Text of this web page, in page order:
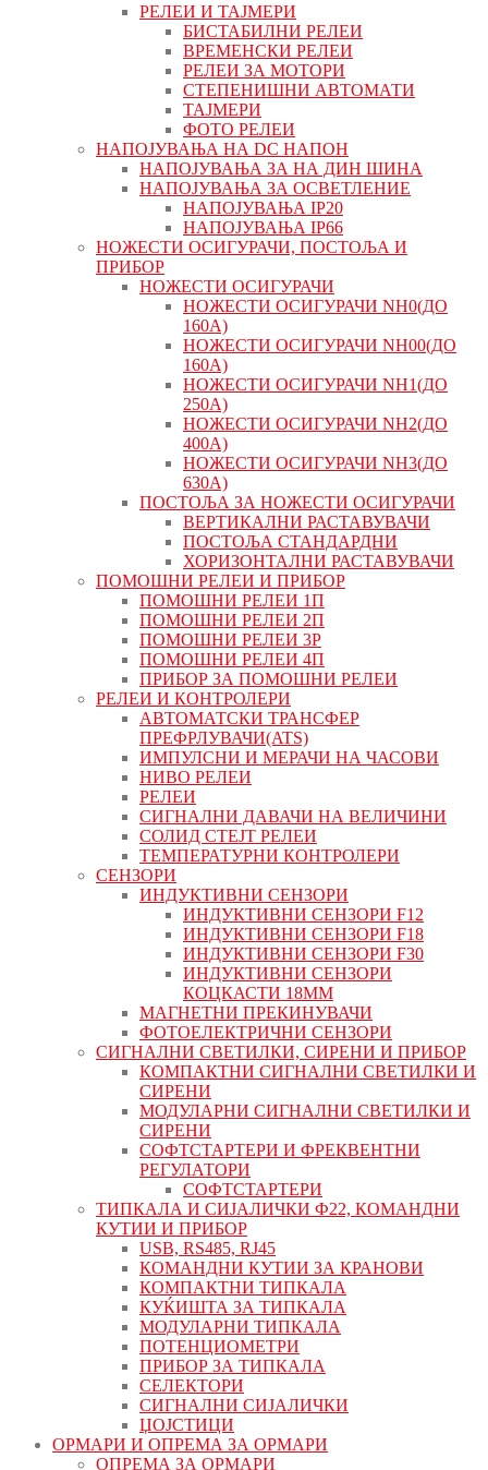
РЕЛЕИ И ТАЈМЕРИ
БИСТАБИЛНИ РЕЛЕИ
ВРЕМЕНСКИ РЕЛЕИ
РЕЛЕИ ЗА МОТОРИ
СТЕПЕНИШНИ АВТОМАТИ
ТАЈМЕРИ
ФОТО РЕЛЕИ
НАПОЈУВАЊА НА DC НАПОН
НАПОЈУВАЊА ЗА НА ДИН ШИНА
НАПОЈУВАЊА ЗА ОСВЕТЛЕНИЕ
НАПОЈУВАЊА IP20
НАПОЈУВАЊА IP66
НОЖЕСТИ ОСИГУРАЧИ, ПОСТОЉА И
ПРИБОР
НОЖЕСТИ ОСИГУРАЧИ
НОЖЕСТИ ОСИГУРАЧИ NH0(ДО
160А)
НОЖЕСТИ ОСИГУРАЧИ NH00(ДО
160А)
НОЖЕСТИ ОСИГУРАЧИ NH1(ДО
250А)
НОЖЕСТИ ОСИГУРАЧИ NH2(ДО
400А)
НОЖЕСТИ ОСИГУРАЧИ NH3(ДО
630А)
ПОСТОЉА ЗА НОЖЕСТИ ОСИГУРАЧИ
ВЕРТИКАЛНИ РАСТАВУВАЧИ
ПОСТОЉА СТАНДАРДНИ
ХОРИЗОНТАЛНИ РАСТАВУВАЧИ
ПОМОШНИ РЕЛЕИ И ПРИБОР
ПОМОШНИ РЕЛЕИ 1П
ПОМОШНИ РЕЛЕИ 2П
ПОМОШНИ РЕЛЕИ 3P
ПОМОШНИ РЕЛЕИ 4П
ПРИБОР ЗА ПОМОШНИ РЕЛЕИ
РЕЛЕИ И КОНТРОЛЕРИ
АВТОМАТСКИ ТРАНСФЕР
ПРЕФРЛУВАЧИ(ATS)
ИМПУЛСНИ И МЕРАЧИ НА ЧАСОВИ
НИВО РЕЛЕИ
РЕЛЕИ
СИГНАЛНИ ДАВАЧИ НА ВЕЛИЧИНИ
СОЛИД СТЕЈТ РЕЛЕИ
ТЕМПЕРАТУРНИ КОНТРОЛЕРИ
СЕНЗОРИ
ИНДУКТИВНИ СЕНЗОРИ
ИНДУКТИВНИ СЕНЗОРИ F12
ИНДУКТИВНИ СЕНЗОРИ F18
ИНДУКТИВНИ СЕНЗОРИ F30
ИНДУКТИВНИ СЕНЗОРИ
КОЦКАСТИ 18ММ
МАГНЕТНИ ПРЕКИНУВАЧИ
ФОТОЕЛЕКТРИЧНИ СЕНЗОРИ
СИГНАЛНИ СВЕТИЛКИ, СИРЕНИ И ПРИБОР
КОМПАКТНИ СИГНАЛНИ СВЕТИЛКИ И
СИРЕНИ
МОДУЛАРНИ СИГНАЛНИ СВЕТИЛКИ И
СИРЕНИ
СОФТСТАРТЕРИ И ФРЕКВЕНТНИ
РЕГУЛАТОРИ
СОФТСТАРТЕРИ
ТИПКАЛА И СИЈАЛИЧКИ Ф22, КОМАНДНИ
КУТИИ И ПРИБОР
USB, RS485, RJ45
КОМАНДНИ КУТИИ ЗА КРАНОВИ
КОМПАКТНИ ТИПКАЛА
КУЌИШТА ЗА ТИПКАЛА
МОДУЛАРНИ ТИПКАЛА
ПОТЕНЦИОМЕТРИ
ПРИБОР ЗА ТИПКАЛА
СЕЛЕКТОРИ
СИГНАЛНИ СИЈАЛИЧКИ
ЏОЈСТИЦИ
ОРМАРИ И ОПРЕМА ЗА ОРМАРИ
ОПРЕМА ЗА ОРМАРИ